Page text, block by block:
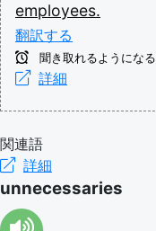
employees.
翻訳する
聞き取れるようになる
詳細
関連語
詳細
unnecessaries